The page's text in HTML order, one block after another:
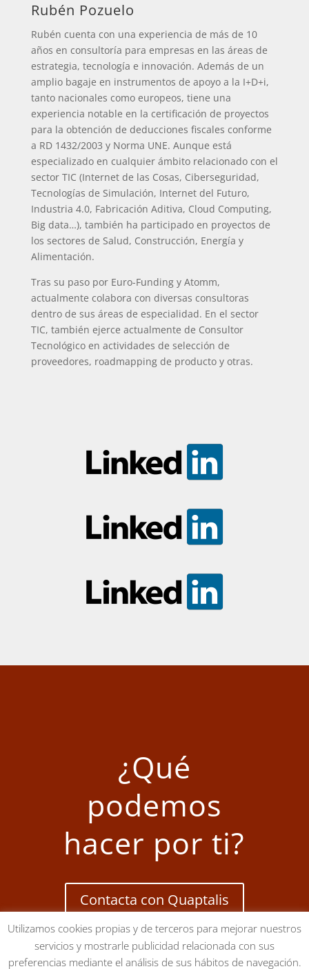
Rubén Pozuelo
Rubén cuenta con una experiencia de más de 10
años en consultoría para empresas en las áreas de
estrategia, tecnología e innovación. Además de un
amplio bagaje en instrumentos de apoyo a la I+D+i,
tanto nacionales como europeos, tiene una
experiencia notable en la certificación de proyectos
para la obtención de deducciones fiscales conforme
a RD 1432/2003 y Norma UNE. Aunque está
especializado en cualquier ámbito relacionado con el
sector TIC (Internet de las Cosas, Ciberseguridad,
Tecnologías de Simulación, Internet del Futuro,
Industria 4.0, Fabricación Aditiva, Cloud Computing,
Big data…), también ha participado en proyectos de
los sectores de Salud, Construcción, Energía y
Alimentación.
Tras su paso por Euro-Funding y Atomm,
actualmente colabora con diversas consultoras
dentro de sus áreas de especialidad. En el sector
TIC, también ejerce actualmente de Consultor
Tecnológico en actividades de selección de
proveedores, roadmapping de producto y otras.
¿Qué
podemos
hacer por ti?
Contacta con Quaptalis
Utilizamos cookies propias y de terceros para mejorar nuestros
servicios y mostrarle publicidad relacionada con sus
preferencias mediante el análisis de sus hábitos de navegación.